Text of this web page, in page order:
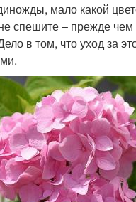
мало какой
спешите – прежде
в том, что уход за